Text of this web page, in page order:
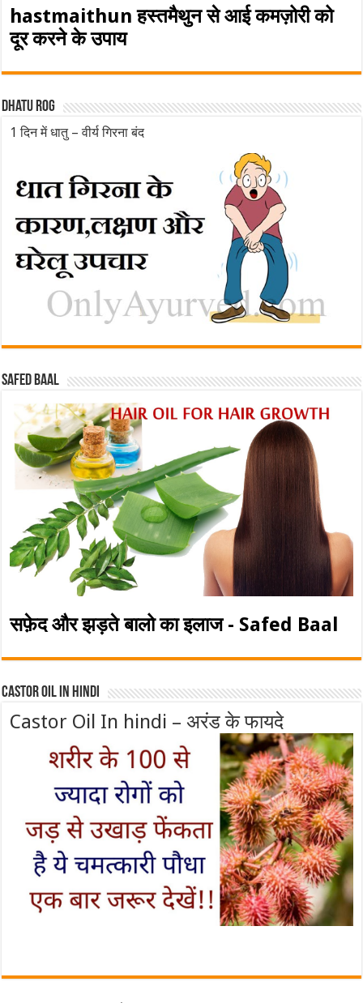
hastmaithun हस्तमैथुन से आई कमज़ोरी को
दूर करने के उपाय
Dhatu rog
1 दिन में धातु – वीर्य गिरना बंद
Safed baal
सफ़ेद और झड़ते बालो का इलाज - Safed Baal
Castor Oil In Hindi
Castor Oil In hindi – अरंड के फायदे